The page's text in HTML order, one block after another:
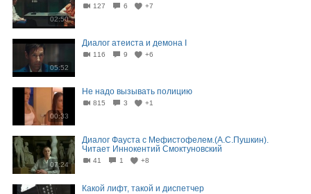
02:50
127 6 +7
05:52
Диалог атеиста и демона I
116 9 +6
00:33
Не надо вызывать полицию
815 3 +1
07:24
Диалог Фауста с Мефистофелем.(А.С.Пушкин).
Читает Иннокентий Смоктуновский
41 1 +8
Какой лифт, такой и диспетчер